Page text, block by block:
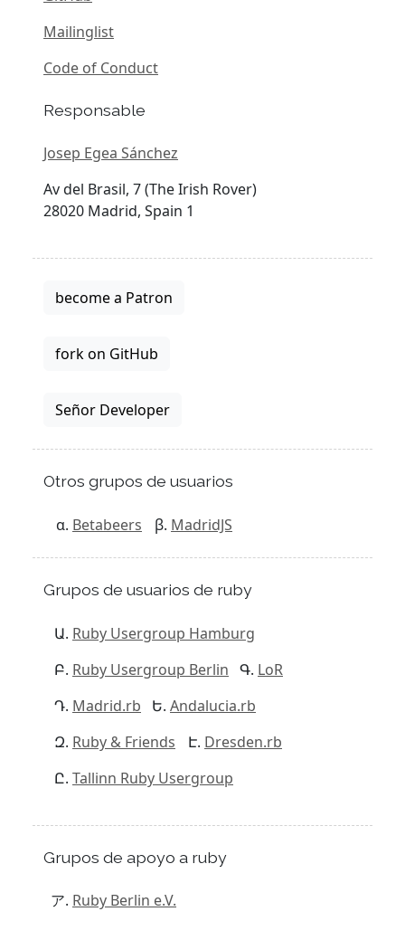
Mailinglist
Code of Conduct
Responsable
Josep Egea Sánchez
Av del Brasil, 7 (The Irish Rover)
28020 Madrid, Spain 1
become a Patron
fork on GitHub
Señor Developer
Otros grupos de usuarios
Betabeers MadridJS
Grupos de usuarios de ruby
Ruby Usergroup Hamburg
Ruby Usergroup Berlin
LoR
Madrid.rb
Andalucia.rb
Ruby & Friends
Dresden.rb
Tallinn Ruby Usergroup
Grupos de apoyo a ruby
Ruby Berlin e.V.